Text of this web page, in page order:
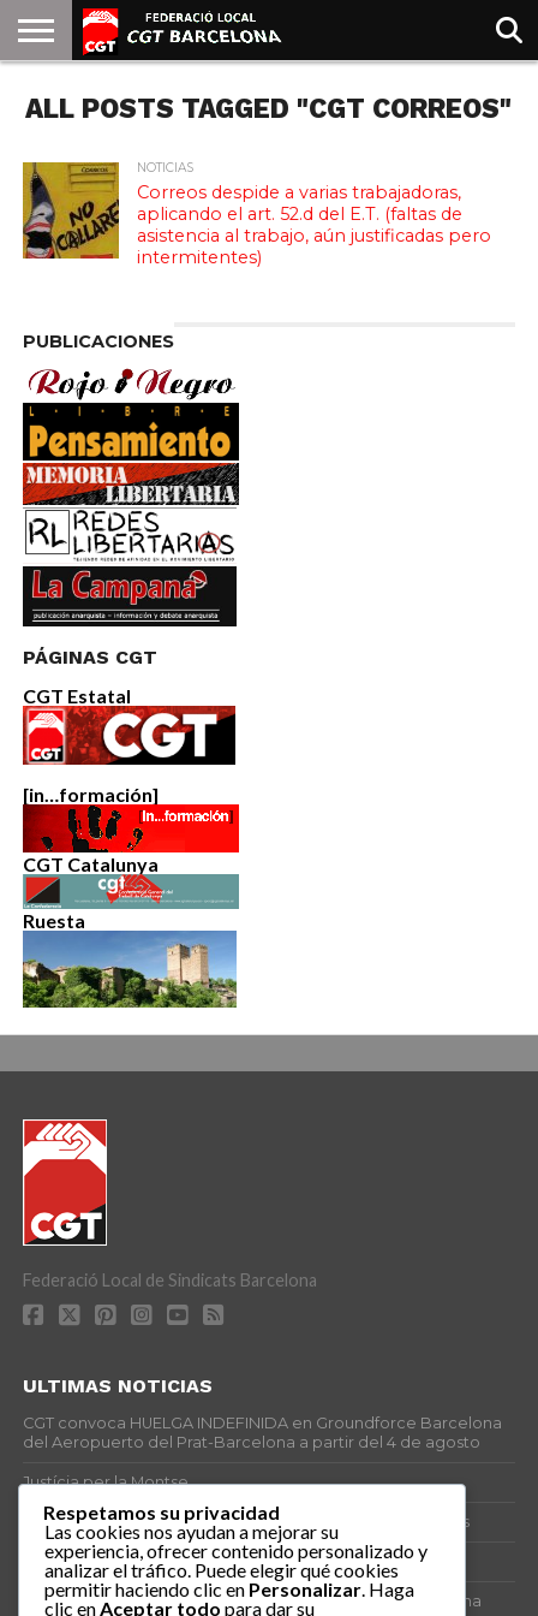
QUIENES
SOMOS
SINDICATOS
SOCIAL
JURIDICA/GUIAS
PRENSA Y
COMUNICACIÓN
FORMACIÓN
BIBLIOTECA
EMMA
RECURSOS
ES
ALL POSTS TAGGED "CGT CORREOS"
NOTICIAS
Correos despide a varias trabajadoras,
aplicando el art. 52.d del E.T. (faltas de
asistencia al trabajo, aún justificadas pero
intermitentes)
PUBLICACIONES
PÁGINAS CGT
CGT Estatal
[in…formación]
CGT Catalunya
Ruesta
Federació Local de Sindicats Barcelona
ULTIMAS NOTICIAS
CGT convoca HUELGA INDEFINIDA en Groundforce Barcelona
del Aeropuerto del Prat-Barcelona a partir del 4 de agosto
Justícia per la Montse
25J – Día Mundial para la Prevención de los Ahogamientos
ERE encubierto en H&M Concentrix
Actes centrals 90 aniversari revolució social 1936. Programa
Respetamos su privacidad
Las cookies nos ayudan a mejorar su
experiencia, ofrecer contenido personalizado y
analizar el tráfico. Puede elegir qué cookies
permitir haciendo clic en Personalizar . Haga
clic en Aceptar todo para dar su